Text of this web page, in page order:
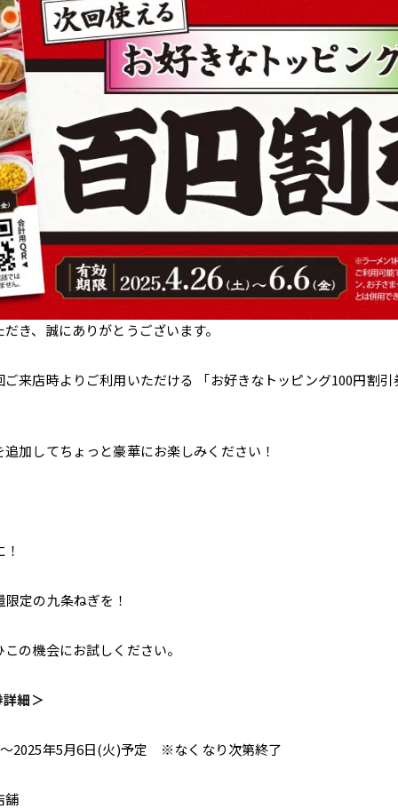
き、誠にありがとうございます。
来店時よりご利用いただける 「お好きなトッピング100円割
加してちょっと豪華にお楽しみください！
定の九条ねぎを！
の機会にお試しください。
細＞
2025年5月6日(火)予定 ※なくなり次第終了
舗